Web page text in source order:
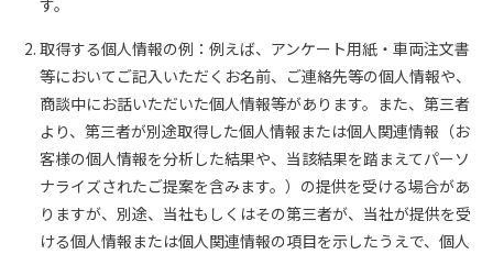
す。
取得する個人情報の例：例えば、アンケート用紙・車両注文書
等においてご記入いただくお名前、ご連絡先等の個人情報や、
商談中にお話いただいた個人情報等があります。また、第三者
より、第三者が別途取得した個人情報または個人関連情報（お
客様の個人情報を分析した結果や、当該結果を踏まえてパーソ
ナライズされたご提案を含みます。）の提供を受ける場合があ
りますが、別途、当社もしくはその第三者が、当社が提供を受
ける個人情報または個人関連情報の項目を示したうえで、個人